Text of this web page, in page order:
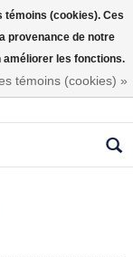
témoins (cookies). Ces
provenance de notre
améliorer les fonctions.
témoins (cookies) »